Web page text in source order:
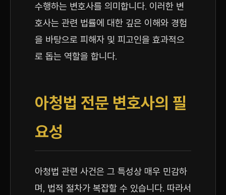
수행하는 변호사를 의미합니다. 이러한 변
호사는 관련 법률에 대한 깊은 이해와 경험
을 바탕으로 피해자 및 피고인을 효과적으
로 돕는 역할을 합니다.
아청법 전문 변호사의 필
요성
아청법 관련 사건은 그 특성상 매우 민감하
며, 법적 절차가 복잡할 수 있습니다. 따라서